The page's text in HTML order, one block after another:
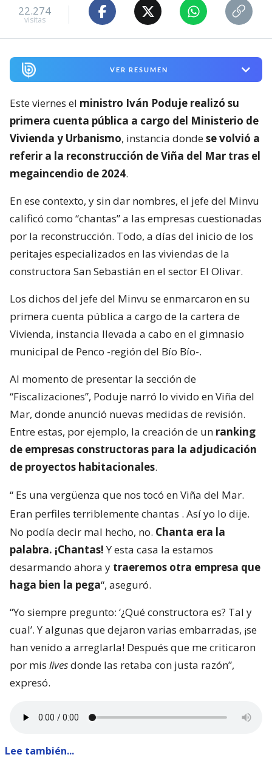
22.274
visitas
VER RESUMEN
Este viernes el ministro Iván Poduje realizó su
primera cuenta pública a cargo del Ministerio de
Vivienda y Urbanismo, instancia dondese volvió a
referir a la reconstrucción de Viña del Mar tras el
megaincendio de 2024.
En ese contexto, y sin dar nombres, el jefe del Minvu
calificó como “chantas” a las empresas cuestionadas
por la reconstrucción. Todo, a días del inicio de los
peritajes especializados en las viviendas de la
constructora San Sebastián en el sector El Olivar.
Los dichos del jefe del Minvu se enmarcaron en su
primera cuenta pública a cargo de la cartera de
Vivienda, instancia llevada a cabo en el gimnasio
municipal de Penco -región del Bío Bío-.
Al momento de presentar la sección de
“Fiscalizaciones”, Poduje narró lo vivido en Viña del
Mar, donde anunció nuevas medidas de revisión.
Entre estas, por ejemplo, la creación de un ranking
de empresas constructoras para la adjudicación
de proyectos habitacionales.
“ Es una vergüenza que nos tocó en Viña del Mar.
Eran perfiles terriblemente chantas . Así yo lo dije.
No podía decir mal hecho, no. Chanta era la
palabra. ¡Chantas!Y esta casa la estamos
desarmando ahora y traeremos otra empresa que
haga bien la pega“, aseguró.
“Yo siempre pregunto: ‘¿Qué constructora es? Tal y
cual’. Y algunas que dejaron varias embarradas, ¡se
han venido a arreglarla! Después que me criticaron
por mis livesdonde las retaba con justa razón”,
expresó.
Lee también...